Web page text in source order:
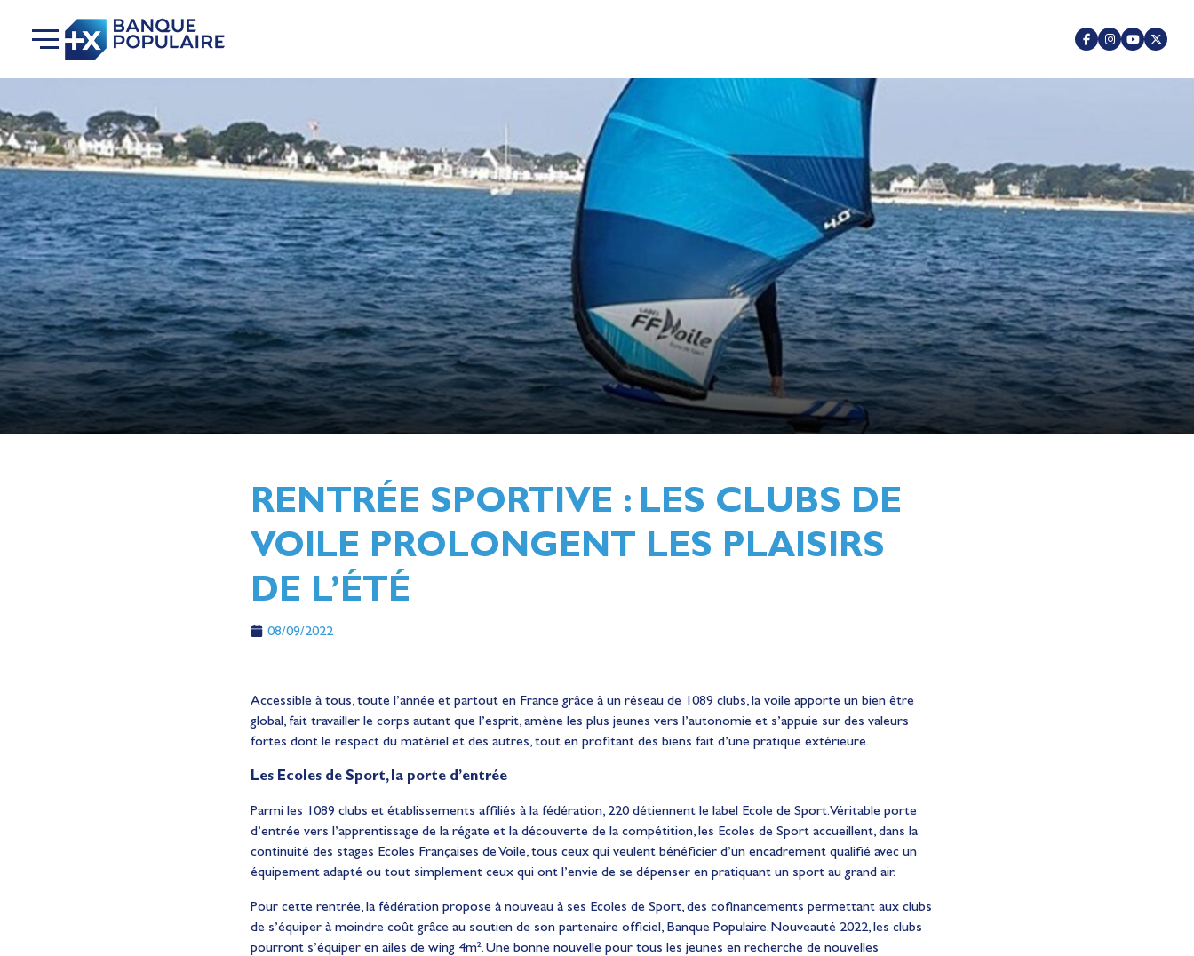
RENTRÉE SPORTIVE : LES CLUBS DE
VOILE PROLONGENT LES PLAISIRS
DE L’ÉTÉ
08/09/2022
Accessible à tous, toute l’année et partout en France grâce à un réseau de 1089 clubs, la voile apporte un bien être
global, fait travailler le corps autant que l’esprit, amène les plus jeunes vers l’autonomie et s’appuie sur des valeurs
fortes dont le respect du matériel et des autres, tout en profitant des biens fait d’une pratique extérieure.
Les Ecoles de Sport, la porte d’entrée
Parmi les 1089 clubs et établissements affiliés à la fédération, 220 détiennent le label Ecole de Sport. Véritable porte
d’entrée vers l’apprentissage de la régate et la découverte de la compétition, les Ecoles de Sport accueillent, dans la
continuité des stages Ecoles Françaises de Voile, tous ceux qui veulent bénéficier d’un encadrement qualifié avec un
équipement adapté ou tout simplement ceux qui ont l’envie de se dépenser en pratiquant un sport au grand air.
Pour cette rentrée, la fédération propose à nouveau à ses Ecoles de Sport, des cofinancements permettant aux clubs
de s’équiper à moindre coût grâce au soutien de son partenaire officiel, Banque Populaire. Nouveauté 2022, les clubs
pourront s’équiper en ailes de wing 4m². Une bonne nouvelle pour tous les jeunes en recherche de nouvelles